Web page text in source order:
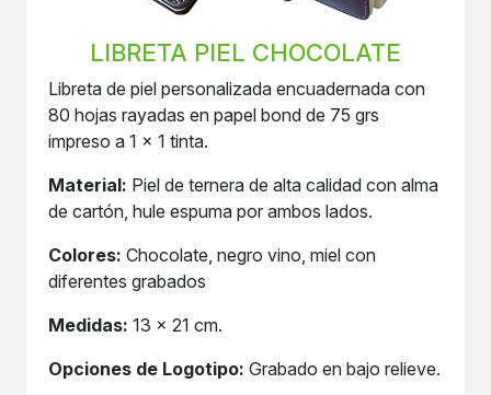
LIBRETA PIEL CHOCOLATE
Libreta de piel personalizada encuadernada con
80 hojas rayadas en papel bond de 75 grs
impreso a 1 x 1 tinta.
Material: Piel de ternera de alta calidad con alma
de cartón, hule espuma por ambos lados.
Colores: Chocolate, negro vino, miel con
diferentes grabados
Medidas: 13 x 21 cm.
Opciones de Logotipo: Grabado en bajo relieve.